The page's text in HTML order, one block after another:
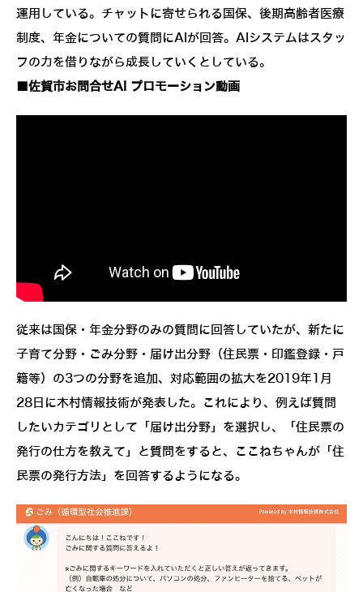
運用している。チャットに寄せられる国保、後期高齢者医療
制度、年金についての質問にAIが回答。AIシステムはスタッ
フの力を借りながら成長していくとしている。
■佐賀市お問合せAI プロモーション動画
従来は国保・年金分野のみの質問に回答していたが、新たに
子育て分野・ごみ分野・届け出分野（住民票・印鑑登録・戸
籍等）の3つの分野を追加、対応範囲の拡大を2019年1月
28日に木村情報技術が発表した。これにより、例えば質問
したいカテゴリとして「届け出分野」を選択し、「住民票の
発行の仕方を教えて」と質問をすると、ここねちゃんが「住
民票の発行方法」を回答するようになる。